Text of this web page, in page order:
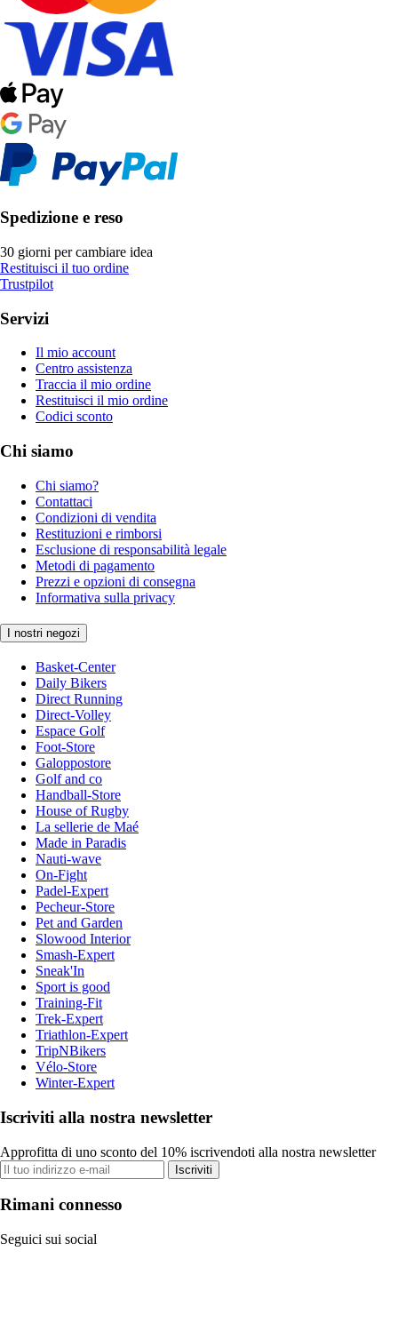
Spedizione e reso
30 giorni per cambiare idea
Restituisci il tuo ordine
Trustpilot
Servizi
Il mio account
Centro assistenza
Traccia il mio ordine
Restituisci il mio ordine
Codici sconto
Chi siamo
Chi siamo?
Contattaci
Condizioni di vendita
Restituzioni e rimborsi
Esclusione di responsabilità legale
Metodi di pagamento
Prezzi e opzioni di consegna
Informativa sulla privacy
I nostri negozi
Basket-Center
Daily Bikers
Direct Running
Direct-Volley
Espace Golf
Foot-Store
Galoppostore
Golf and co
Handball-Store
House of Rugby
La sellerie de Maé
Made in Paradis
Nauti-wave
On-Fight
Padel-Expert
Pecheur-Store
Pet and Garden
Slowood Interior
Smash-Expert
Sneak'In
Sport is good
Training-Fit
Trek-Expert
Triathlon-Expert
TripNBikers
Vélo-Store
Winter-Expert
Iscriviti alla nostra newsletter
Approfitta di uno sconto del 10% iscrivendoti alla nostra newsletter
Iscriviti
Rimani connesso
Seguici sui social